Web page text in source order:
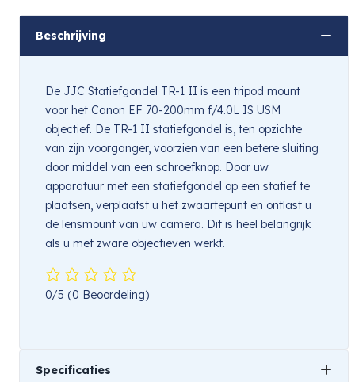
Beschrijving
De JJC Statiefgondel TR-1 II is een tripod mount
voor het Canon EF 70-200mm f/4.0L IS USM
objectief. De TR-1 II statiefgondel is, ten opzichte
van zijn voorganger, voorzien van een betere sluiting
door middel van een schroefknop. Door uw
apparatuur met een statiefgondel op een statief te
plaatsen, verplaatst u het zwaartepunt en ontlast u
de lensmount van uw camera. Dit is heel belangrijk
als u met zware objectieven werkt.
0/5 (0 Beoordeling)
Specificaties